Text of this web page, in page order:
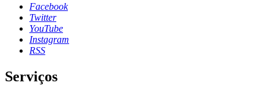
Facebook
Twitter
YouTube
Instagram
RSS
Serviços